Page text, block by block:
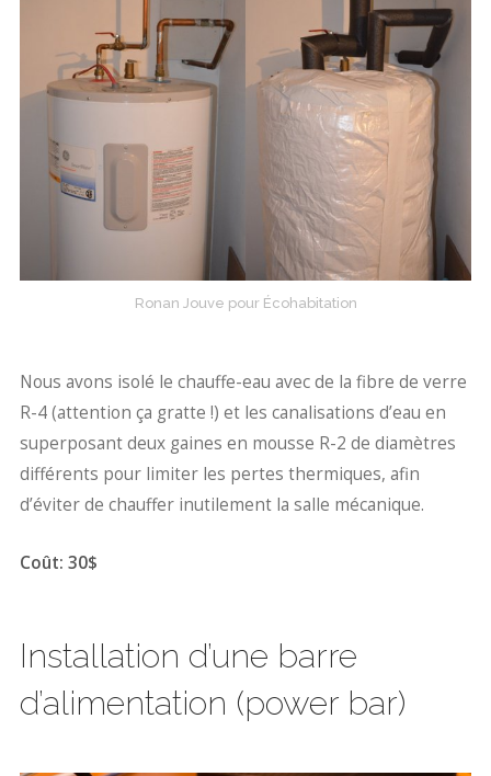
Ronan Jouve pour Écohabitation
Nous avons isolé le chauffe-eau avec de la fibre de verre
R-4 (attention ça gratte !) et les canalisations d’eau en
superposant deux gaines en mousse R-2 de diamètres
différents pour limiter les pertes thermiques, afin
d’éviter de chauffer inutilement la salle mécanique.
Coût: 30$
Installation d’une barre
d’alimentation (power bar)